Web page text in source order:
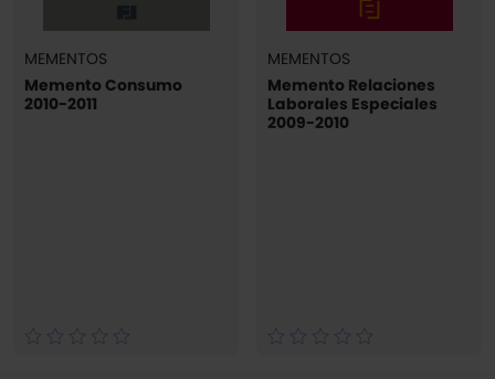
MEMENTOS
Memento Consumo
2010-2011
MEMENTOS
Memento Relaciones
Laborales Especiales
2009-2010